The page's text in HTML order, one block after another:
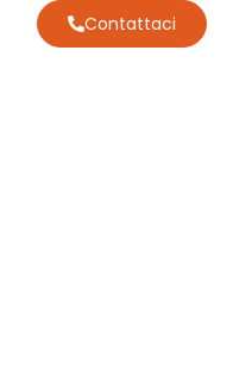
Contattaci